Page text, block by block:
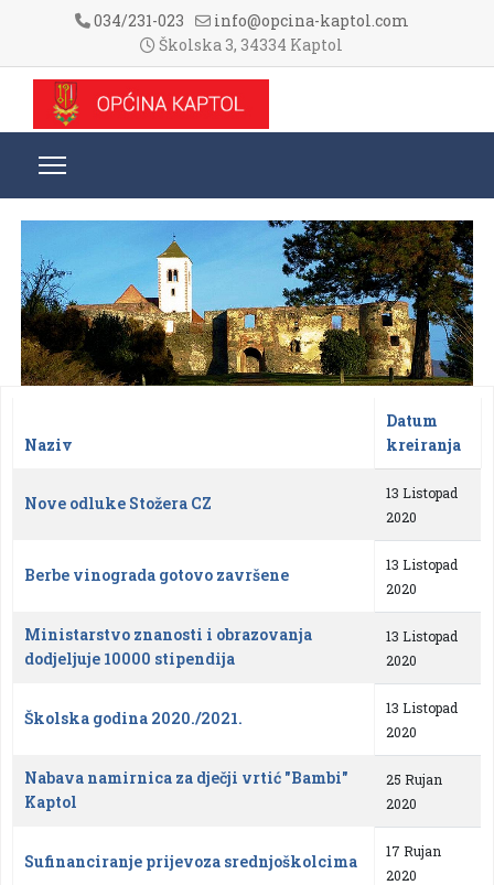
034/231-023
info@opcina-kaptol.com
Školska 3, 34334 Kaptol
Naziv
Datum
kreiranja
Nove odluke Stožera CZ
13 Listopad
2020
Berbe vinograda gotovo završene
13 Listopad
2020
Ministarstvo znanosti i obrazovanja
dodjeljuje 10000 stipendija
13 Listopad
2020
Školska godina 2020./2021.
13 Listopad
2020
Nabava namirnica za dječji vrtić "Bambi"
Kaptol
25 Rujan
2020
Sufinanciranje prijevoza srednjoškolcima
17 Rujan
2020